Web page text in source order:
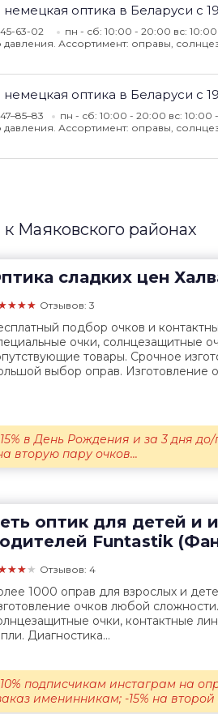
оптика в Беларуси с
63-02 пн - сб: 10:00 - 20:00 вс:
Ассортимент: оправы,
оптика в Беларуси с
пн - сб: 10:00 - 20:00 вс: 10:00
Ассортимент: оправы,
Маяковского районах
сладких цен
Отзывов: 3
подбор очков и
очки, солнцезащитные
товары. Срочное
выбор оправ. Изготовление
в День Рождения и за 3 дня до/
вторую пару очков...
оптик для детей и
Funtastik
Отзывов: 4
1000 оправ для взрослых и
очков любой сложности.
очки, контактные
Диагностика...
подписчикам инстаграм на
именинникам; -15% на второй